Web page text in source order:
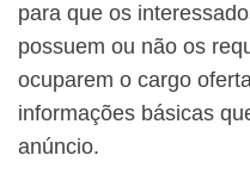
para que os
possuem ou não os
ocuparem o cargo
informações básicas
anúncio.